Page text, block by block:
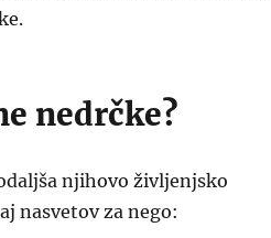
nedrčke?
njihovo življenjsko
nasvetov za nego: